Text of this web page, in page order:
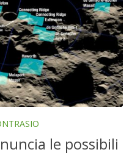
le possibili